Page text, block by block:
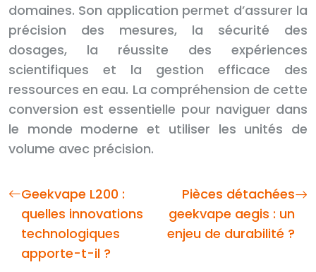
domaines. Son application permet d’assurer la
précision des mesures, la sécurité des
dosages, la réussite des expériences
scientifiques et la gestion efficace des
ressources en eau. La compréhension de cette
conversion est essentielle pour naviguer dans
le monde moderne et utiliser les unités de
volume avec précision.
Geekvape L200 :
quelles innovations
technologiques
apporte-t-il ?
Pièces détachées
geekvape aegis : un
enjeu de durabilité ?